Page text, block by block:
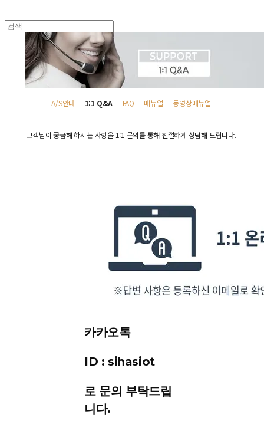
A/S안내 1:1 Q&A FAQ 메뉴얼 동영상메뉴얼
고객님이 궁금해 하시는 사항을 1:1 문의를 통해 친절하게 상담해 드립니다.
카카오톡
ID : sihasiot
로 문의 부탁드립
니다.